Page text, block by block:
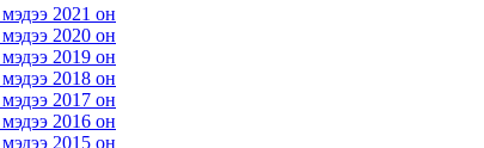
2021 он
2020 он
2019 он
2018 он
2017 он
2016 он
2015 он